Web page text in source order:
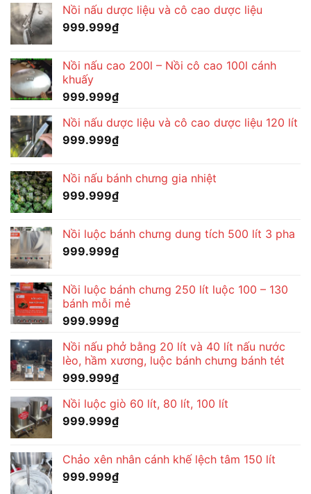
Nồi nấu dược liệu và cô cao dược liệu
999.999₫
Nồi nấu cao 200l – Nồi cô cao 100l cánh
khuấy
999.999₫
Nồi nấu dược liệu và cô cao dược liệu 120 lít
999.999₫
Nồi nấu bánh chưng gia nhiệt
999.999₫
Nồi luộc bánh chưng dung tích 500 lít 3 pha
999.999₫
Nồi luộc bánh chưng 250 lít luộc 100 – 130
bánh mỗi mẻ
999.999₫
Nồi nấu phở bằng 20 lít và 40 lít nấu nước
lèo, hầm xương, luộc bánh chưng bánh tét
999.999₫
Nồi luộc giò 60 lít, 80 lít, 100 lít
999.999₫
Chảo xên nhân cánh khế lệch tâm 150 lít
999.999₫